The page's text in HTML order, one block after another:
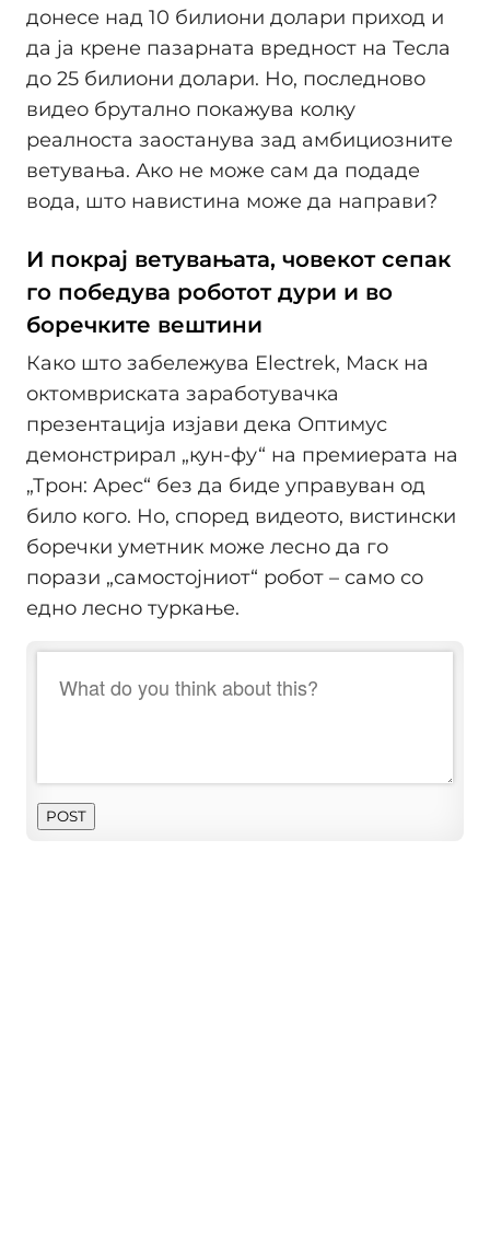
донесе над 10 билиони долари приход и
да ја крене пазарната вредност на Тесла
до 25 билиони долари. Но, последново
видео брутално покажува колку
реалноста заостанува зад амбициозните
ветувања. Ако не може сам да подаде
вода, што навистина може да направи?
И покрај ветувањата, човекот сепак
го победува роботот дури и во
боречките вештини
Како што забележува Electrek, Маск на
октомвриската заработувачка
презентација изјави дека Оптимус
демонстрирал „кун-фу“ на премиерата на
„Трон: Арес“ без да биде управуван од
било кого. Но, според видеото, вистински
боречки уметник може лесно да го
порази „самостојниот“ робот – само со
едно лесно туркање.
POST